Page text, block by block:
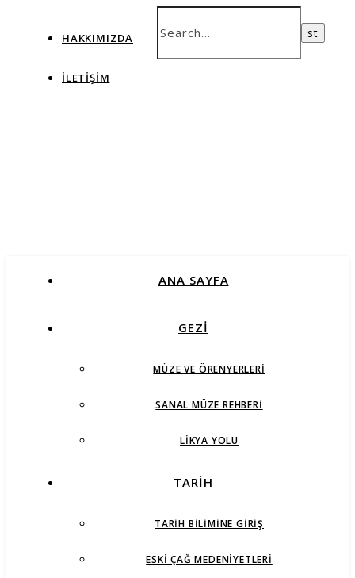
HAKKIMIZDA
İLETIŞIM
ANA SAYFA
GEZİ
MÜZE VE ÖRENYERLERI
SANAL MÜZE REHBERI
LIKYA YOLU
TARİH
TARIH BILIMINE GIRIŞ
ESKI ÇAĞ MEDENIYETLERI